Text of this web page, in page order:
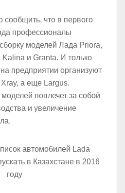
сообщить, что в первого
профессионалы
моделей Лада Priora,
и Granta. И только
предприятии организуют
а еще Largus.
повлечет за собой
и увеличение